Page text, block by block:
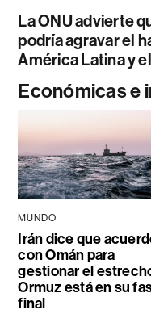
La ONU advierte
podría agravar el
América Latina y
Económicas e
MUNDO
Irán dice que
con Omán para
gestionar el
Ormuz está en su
final